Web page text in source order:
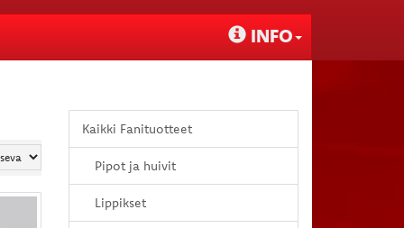
INFO
Kaikki Fanituotteet
Pipot ja huivit
Lippikset